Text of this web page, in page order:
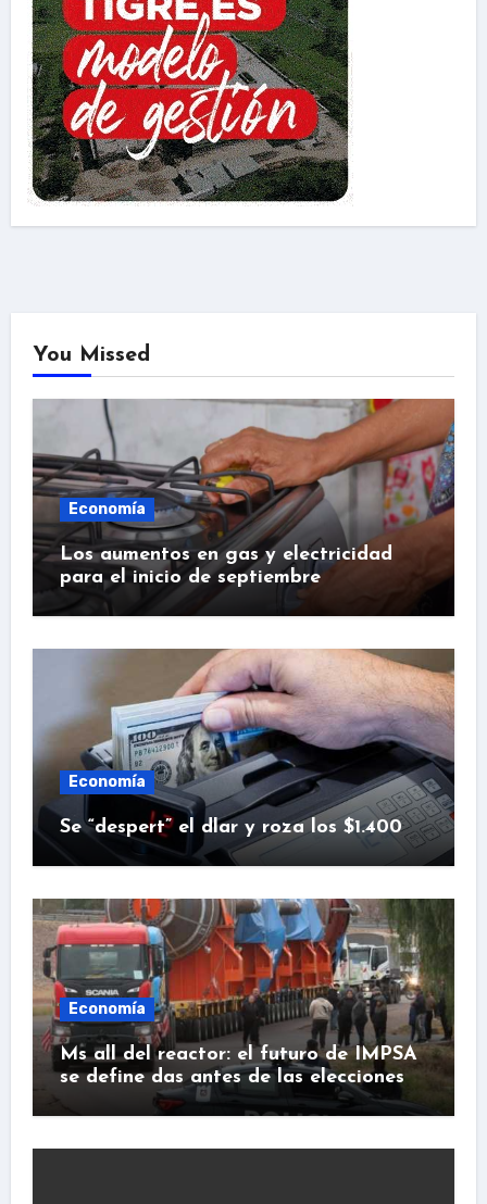
You Missed
Economía
Los aumentos en gas y electricidad
para el inicio de septiembre
Economía
Se “despert” el dlar y roza los $1.400
Economía
Ms all del reactor: el futuro de IMPSA
se define das antes de las elecciones